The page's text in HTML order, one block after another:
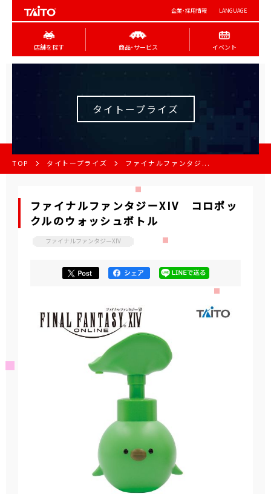
企業･採用情報 LANGUAGE
店舗を探す 商品･サービス イベント
タイトープライズ
TOP タイトープライズ ファイナルファンタジ...
ファイナルファンタジーXIV コロポッ
クルのウォッシュボトル
ファイナルファンタジーXIV